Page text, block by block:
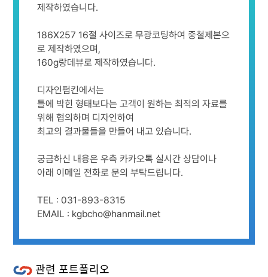
제작하였습니다.
186X257 16절 사이즈로 무광코팅하여 중철제본으
로 제작하였으며,
160g랑데뷰로 제작하였습니다.
디자인펌킨에서는
틀에 박힌 형태보다는 고객이 원하는 최적의 자료를
위해 협의하며 디자인하여
최고의 결과물들을 만들어 내고 있습니다.
궁금하신 내용은 우측 카카오톡 실시간 상담이나
아래 이메일 전화로 문의 부탁드립니다.
TEL : 031-893-8315
EMAIL : kgbcho@hanmail.net
관련 포트폴리오